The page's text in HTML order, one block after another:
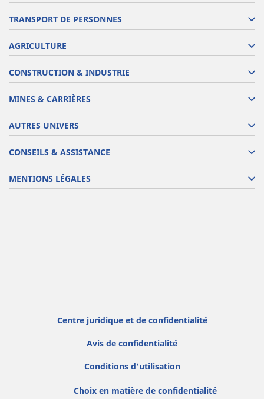
TRANSPORT DE PERSONNES
AGRICULTURE
CONSTRUCTION & INDUSTRIE
MINES & CARRIÈRES
AUTRES UNIVERS
CONSEILS & ASSISTANCE
MENTIONS LÉGALES
Centre juridique et de confidentialité
Avis de confidentialité
Conditions d'utilisation
Choix en matière de confidentialité